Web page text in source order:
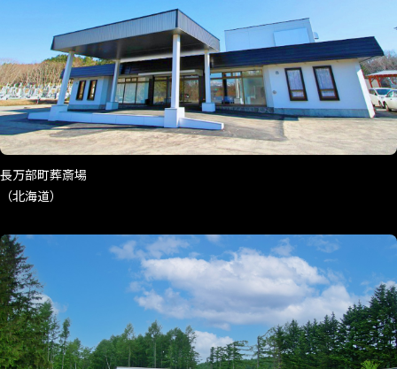
長万部町葬斎場
（北海道）